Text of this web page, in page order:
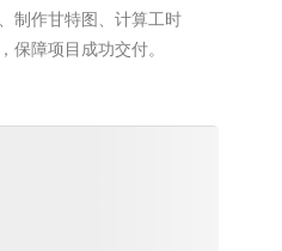
制作甘特图、计算工时
保障项目成功交付。